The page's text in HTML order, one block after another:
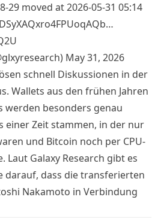
29 moved at 2026-05-31 05:14
May 31, 2026
schnell Diskussionen in der
Wallets aus den frühen Jahren
werden besonders genau
einer Zeit stammen, in der nur
und Bitcoin noch per CPU-
Galaxy Research gibt es
darauf, dass die transferierten
Nakamoto in Verbindung